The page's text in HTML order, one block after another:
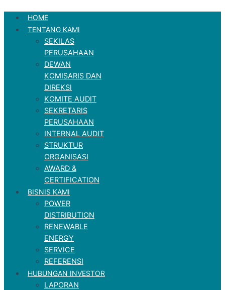
content
HOME
TENTANG KAMI
SEKILAS
PERUSAHAAN
DEWAN
KOMISARIS DAN
DIREKSI
KOMITE AUDIT
SEKRETARIS
PERUSAHAAN
INTERNAL AUDIT
STRUKTUR
ORGANISASI
AWARD &
CERTIFICATION
BISNIS KAMI
POWER
DISTRIBUTION
RENEWABLE
ENERGY
SERVICE
REFERENSI
HUBUNGAN INVESTOR
LAPORAN